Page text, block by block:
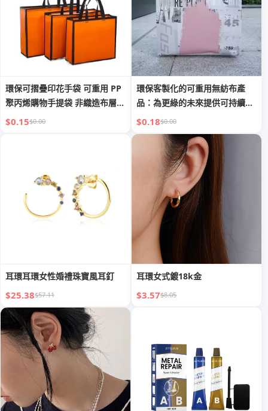
環保可摺疊印花手袋 可重用 PP
聚丙烯購物手提袋 非織造布層壓
防水 黑色購物袋
$0.15$0.00
環保客製化的可重用無紡布產
品：為更綠的未來提供可持續解
決方案
$0.18$0.00
耳環耳環女性婚禮珠寶風耳釘
$25.38$57.11
耳環女式鍍18k金
$3.57$8.05